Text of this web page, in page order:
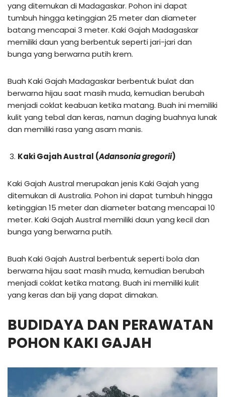
yang ditemukan di Madagaskar. Pohon ini dapat
tumbuh hingga ketinggian 25 meter dan diameter
batang mencapai 3 meter. Kaki Gajah Madagaskar
memiliki daun yang berbentuk seperti jari-jari dan
bunga yang berwarna putih krem.
Buah Kaki Gajah Madagaskar berbentuk bulat dan
berwarna hijau saat masih muda, kemudian berubah
menjadi coklat keabuan ketika matang. Buah ini memiliki
kulit yang tebal dan keras, namun daging buahnya lunak
dan memiliki rasa yang asam manis.
Kaki Gajah Austral (Adansonia gregorii)
Kaki Gajah Austral merupakan jenis Kaki Gajah yang
ditemukan di Australia. Pohon ini dapat tumbuh hingga
ketinggian 15 meter dan diameter batang mencapai 10
meter. Kaki Gajah Austral memiliki daun yang kecil dan
bunga yang berwarna putih.
Buah Kaki Gajah Austral berbentuk seperti bola dan
berwarna hijau saat masih muda, kemudian berubah
menjadi coklat ketika matang. Buah ini memiliki kulit
yang keras dan biji yang dapat dimakan.
BUDIDAYA DAN PERAWATAN
POHON KAKI GAJAH